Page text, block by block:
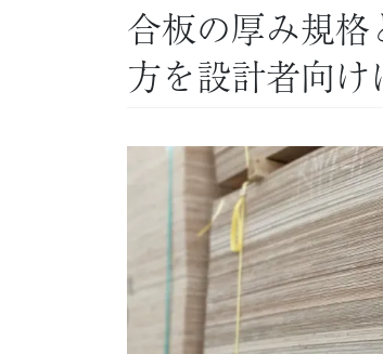
合板の厚み規
方を設計者向け